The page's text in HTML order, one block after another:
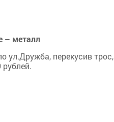
– металл
ул.Дружба, перекусив